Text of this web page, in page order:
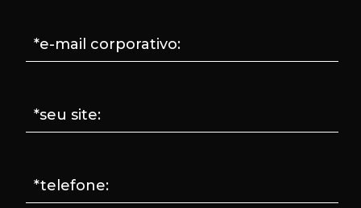
*e-mail corporativo:
*seu site:
*telefone: